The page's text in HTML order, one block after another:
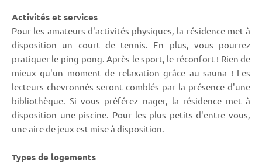
Activités et services
Pour les amateurs d'activités physiques, la résidence met à
disposition un court de tennis. En plus, vous pourrez
pratiquer le ping-pong. Après le sport, le réconfort ! Rien de
mieux qu'un moment de relaxation grâce au sauna ! Les
lecteurs chevronnés seront comblés par la présence d'une
bibliothèque. Si vous préférez nager, la résidence met à
disposition une piscine. Pour les plus petits d'entre vous,
une aire de jeux est mise à disposition.
Types de logements